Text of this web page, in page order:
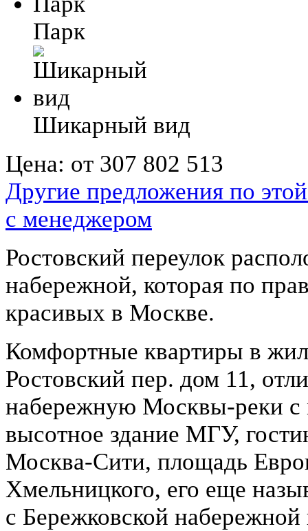
Парк
Шикарный вид
Цена: от 307 802 513
Другие предложения по
с менеджером
Ростовский переулок
набережной, которая по
красивых в Москве.
Комфортные квартиры в
Ростовский пер. дом 11,
набережную Москвы-реки
высотное здание МГУ,
Москва-Сити, площадь
Хмельницкого, его еще
с Бережковской